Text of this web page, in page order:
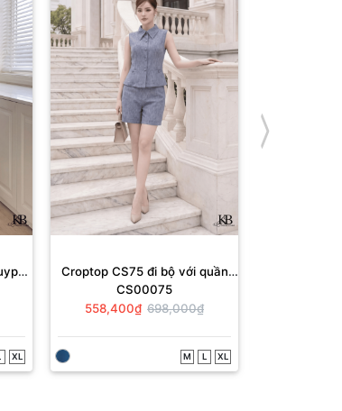
XL
Croptop CS75 đi bộ với quần
QS397.
CS00075
558,400₫ 698,000₫
M L XL